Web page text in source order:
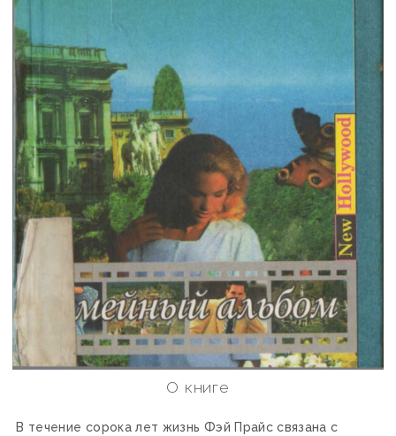
О книге
В течение сорока лет жизнь Фэй Прайс связана с